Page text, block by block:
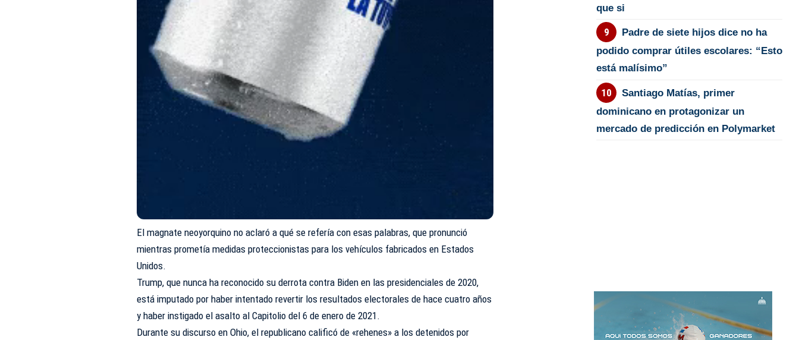
El magnate neoyorquino no aclaró a qué se refería con esas palabras, que pronunció
mientras prometía medidas proteccionistas para los vehículos fabricados en Estados
Unidos.
Trump, que nunca ha reconocido su derrota contra Biden en laspresidencialesde 2020,
está imputado por haber intentado revertir los resultados electorales de hace cuatro años
y haber instigado el asalto al Capitolio del 6 de enero de 2021.
Durante su discurso en Ohio, el republicano calificó de «rehenes» a los detenidos por
que si
Padre de siete hijos dice no ha
podido comprar útiles escolares: “Esto
está malísimo”
Santiago Matías, primer
dominicano en protagonizar un
mercado de predicción en Polymarket